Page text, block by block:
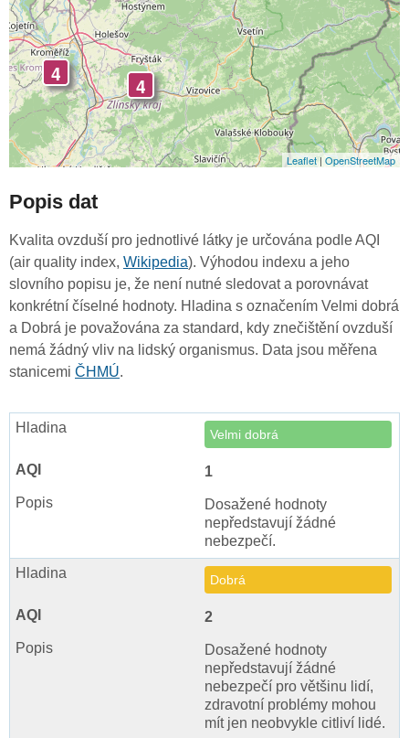
4
4
Leaflet| OpenStreetMap
Popis dat
Kvalita ovzduší pro jednotlivé látky je určována podle AQI
(air quality index, Wikipedia). Výhodou indexu a jeho
slovního popisu je, že není nutné sledovat a porovnávat
konkrétní číselné hodnoty. Hladina s označením Velmi dobrá
a Dobrá je považována za standard, kdy znečištění ovzduší
nemá žádný vliv na lidský organismus. Data jsou měřena
stanicemi ČHMÚ.
Velmi dobrá
1
Dosažené hodnoty
nepředstavují žádné
nebezpečí.
Dobrá
2
Dosažené hodnoty
nepředstavují žádné
nebezpečí pro většinu lidí,
zdravotní problémy mohou
mít jen neobvykle citliví lidé.